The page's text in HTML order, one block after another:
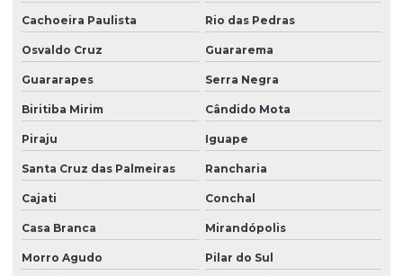
Portaria remota condomínio
Portaria remota preço
Portaria e zeladoria
Portaria e zeladoria terceirizadas
Poste de câmeras
Recepção e portaria
Cachoeira Paulista Rio das Pedras
Osvaldo Cruz Guararema
Guararapes Serra Negra
Biritiba Mirim Cândido Mota
Piraju Iguape
Santa Cruz das Palmeiras Rancharia
Cajati Conchal
Casa Branca Mirandópolis
Morro Agudo Pilar do Sul